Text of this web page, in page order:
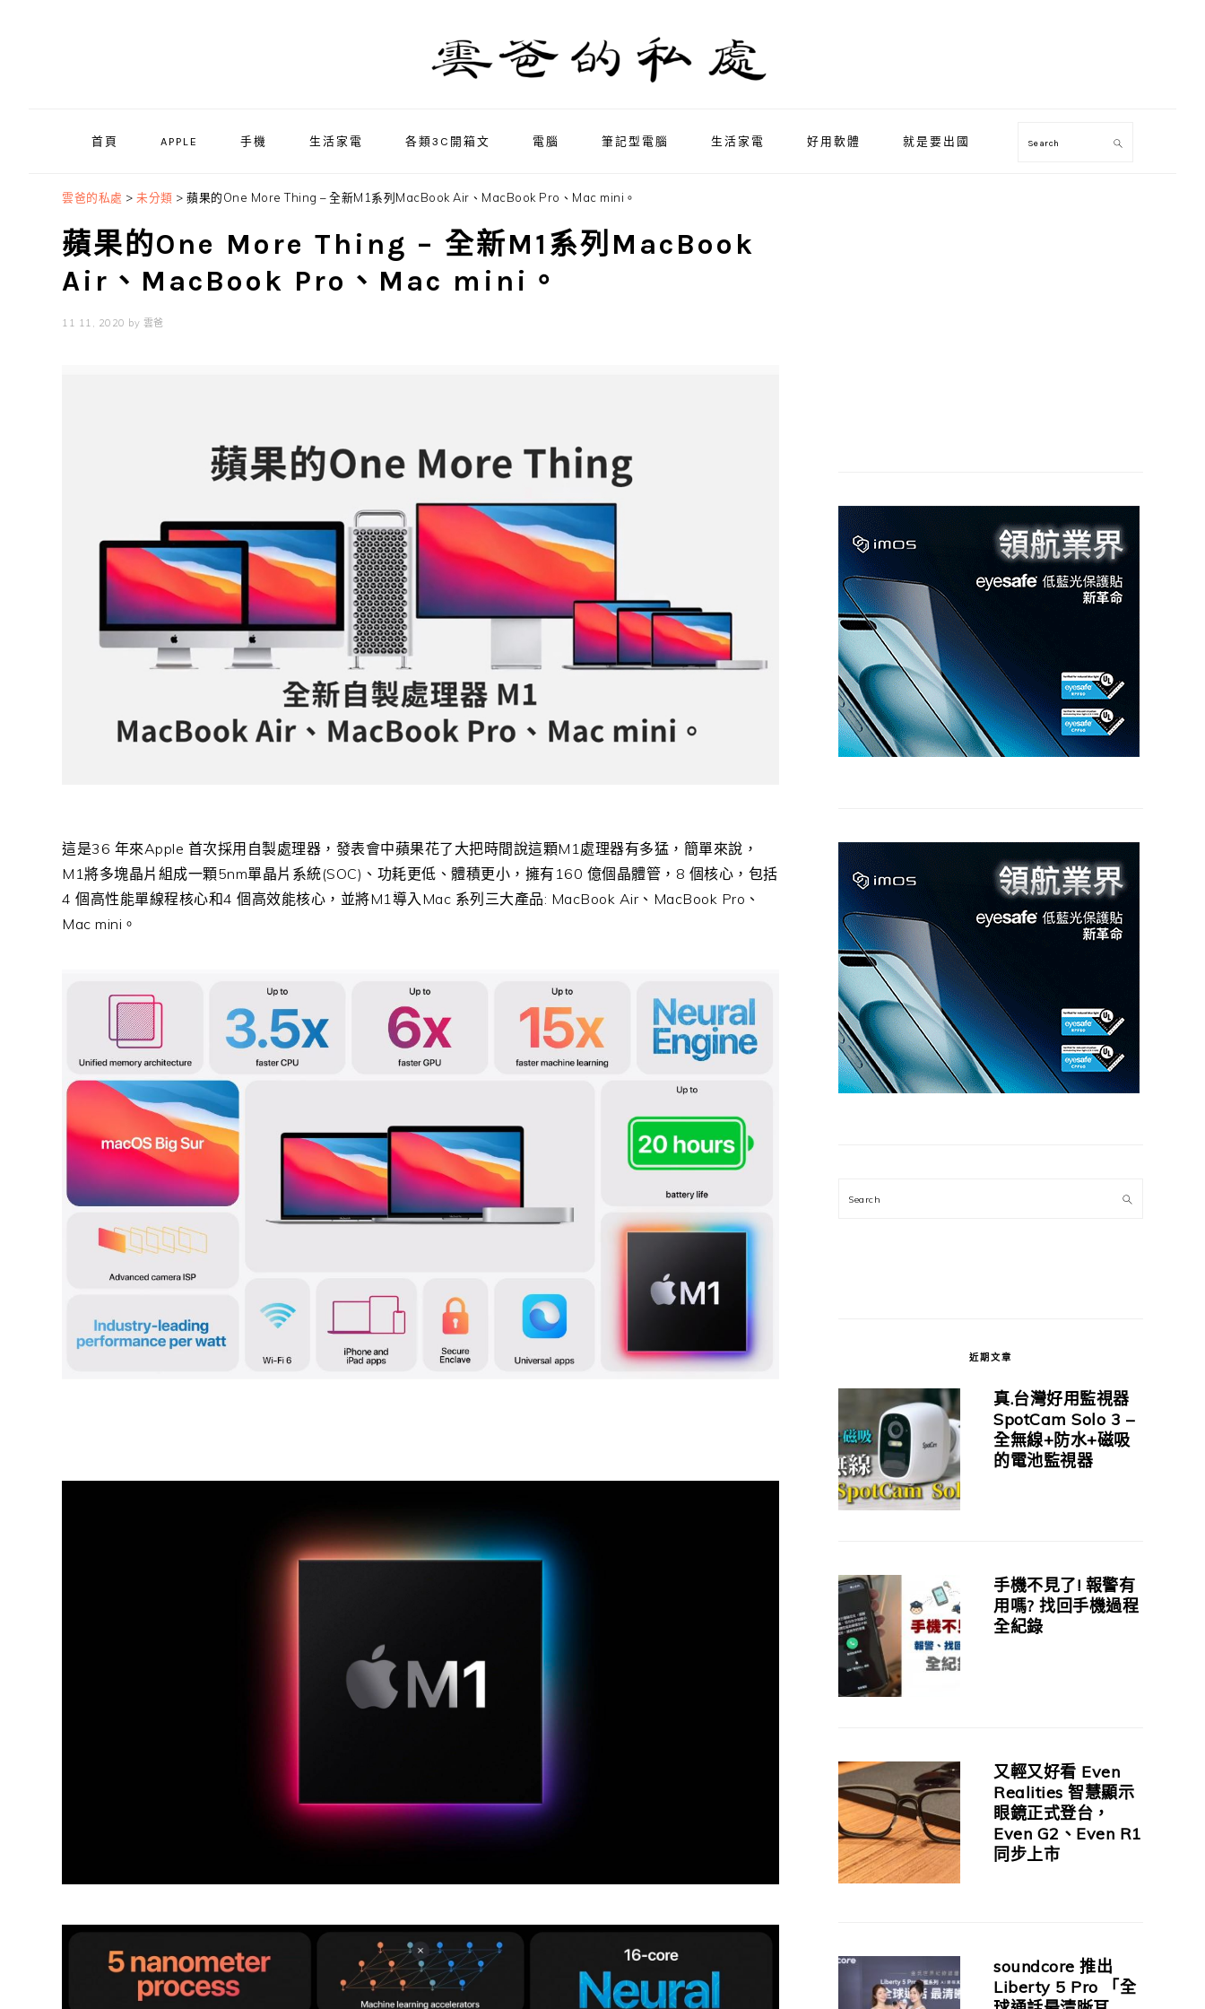
首頁 APPLE 手機 生活家電 各類3C開箱文 電腦 筆記型電腦 生活家電 好用軟體 就是要出國 Search
雲爸的私處 > 未分類 > 蘋果的One More Thing – 全新M1系列MacBook Air、MacBook Pro、Mac mini。
蘋果的One More Thing – 全新M1系列MacBook
Air、MacBook Pro、Mac mini。
11 11, 2020 by 雲爸
這是36 年來Apple 首次採用自製處理器，發表會中蘋果花了大把時間說這顆M1處理器有多猛，簡單來說，
M1將多塊晶片組成一顆5nm單晶片系統(SOC)、功耗更低、體積更小，擁有160 億個晶體管，8 個核心，包括
4 個高性能單線程核心和4 個高效能核心，並將M1導入Mac 系列三大產品: MacBook Air、MacBook Pro、
Mac mini。
Search
近期文章
真.台灣好用監視器
SpotCam Solo 3 –
全無線+防水+磁吸
的電池監視器
手機不見了! 報警有
用嗎? 找回手機過程
全紀錄
又輕又好看 Even
Realities 智慧顯示
眼鏡正式登台，
Even G2、Even R1
同步上市
soundcore 推出
Liberty 5 Pro 「全